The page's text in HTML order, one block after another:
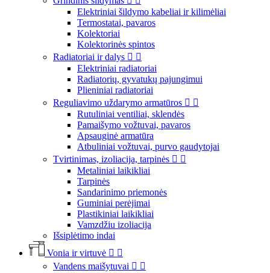
Elektriniai šildymo kabeliai ir kilimėliai
Termostatai, pavaros
Kolektoriai
Kolektorinės spintos
Radiatoriai ir dalys  
Elektriniai radiatoriai
Radiatorių, gyvatukų pajungimui
Plieniniai radiatoriai
Reguliavimo uždarymo armatūros  
Rutuliniai ventiliai, sklendės
Pamaišymo vožtuvai, pavaros
Apsauginė armatūra
Atbuliniai vožtuvai, purvo gaudytojai
Tvirtinimas, izoliacija, tarpinės  
Metaliniai laikikliai
Tarpinės
Sandarinimo priemonės
Guminiai perėjimai
Plastikiniai laikikliai
Vamzdžiu izoliacija
Išsiplėtimo indai
Vonia ir virtuvė  
Vandens maišytuvai  